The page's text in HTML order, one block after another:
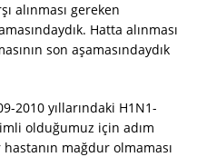
alınması gereken
Hatta alınması
son aşamasındaydık
2010 yıllarındaki H1N1-
olduğumuz için adım
mağdur olmaması